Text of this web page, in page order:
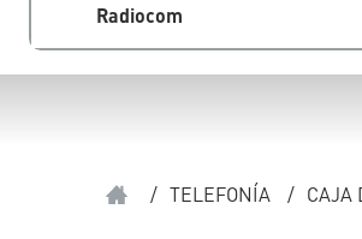
Radiocom
/ TELEFONÍA / CAJA